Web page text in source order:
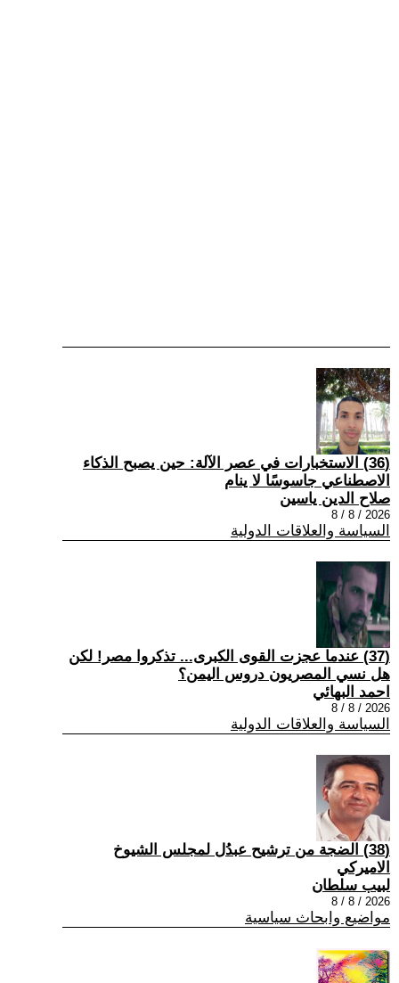
(36) الاستخبارات في عصر الآلة: حين يصبح الذكاء
الاصطناعي جاسوسًا لا ينام
صلاح الدين ياسين
2026 / 8 / 8
السياسة والعلاقات الدولية
(37) عندما عجزت القوى الكبرى... تذكروا مصر! لكن
هل نسي المصريون دروس اليمن؟
احمد البهائي
2026 / 8 / 8
السياسة والعلاقات الدولية
(38) الضجة من ترشيح عبدُل لمجلس الشيوخ
الاميركي
لبيب سلطان
2026 / 8 / 8
مواضيع وابحاث سياسية